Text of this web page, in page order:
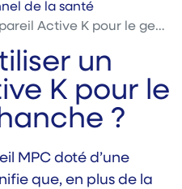
de la santé
K pour le genou et la hanche ?
un
K pour le
?
MPC doté d’une
que, en plus de la